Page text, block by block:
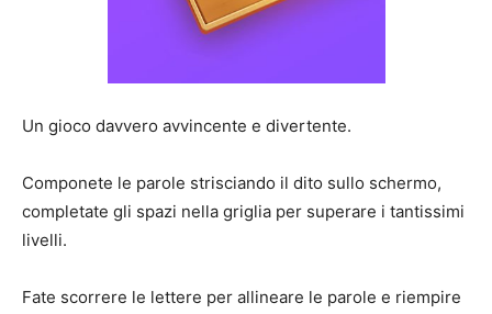
Un gioco davvero avvincente e divertente.
Componete le parole strisciando il dito sullo schermo,
completate gli spazi nella griglia per superare i tantissimi
livelli.
Fate scorrere le lettere per allineare le parole e riempire